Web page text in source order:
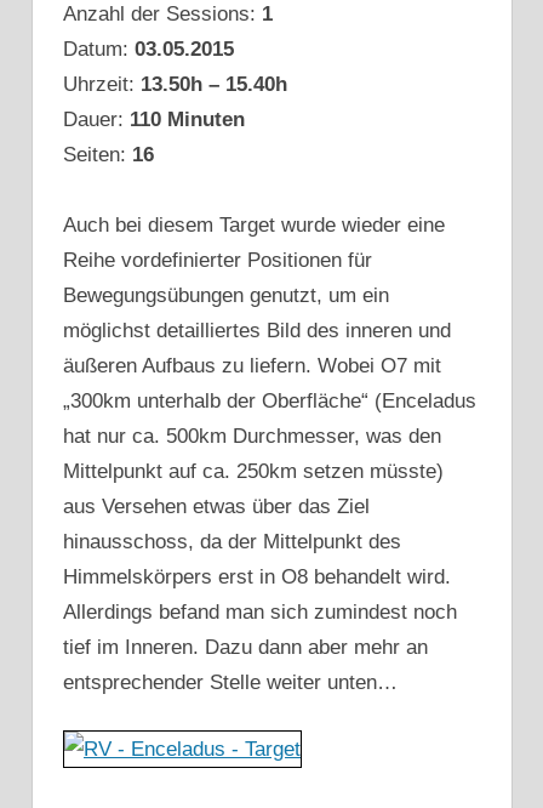
Anzahl der Sessions: 1
Datum: 03.05.2015
Uhrzeit: 13.50h – 15.40h
Dauer: 110 Minuten
Seiten: 16
Auch bei diesem Target wurde wieder eine
Reihe vordefinierter Positionen für
Bewegungsübungen genutzt, um ein
möglichst detailliertes Bild des inneren und
äußeren Aufbaus zu liefern. Wobei O7 mit
„300km unterhalb der Oberfläche“ (Enceladus
hat nur ca. 500km Durchmesser, was den
Mittelpunkt auf ca. 250km setzen müsste)
aus Versehen etwas über das Ziel
hinausschoss, da der Mittelpunkt des
Himmelskörpers erst in O8 behandelt wird.
Allerdings befand man sich zumindest noch
tief im Inneren. Dazu dann aber mehr an
entsprechender Stelle weiter unten…